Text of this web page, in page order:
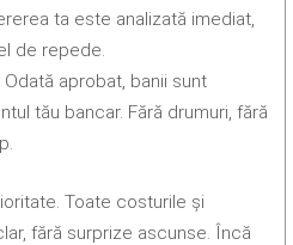
ta este analizată imediat,
de repede.
Odată aprobat, banii sunt
tău bancar. Fără drumuri, fără
Toate costurile și
fără surprize ascunse. Încă